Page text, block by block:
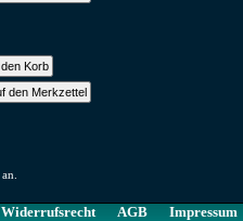
an.
Widerrufsrecht AGB Impressum